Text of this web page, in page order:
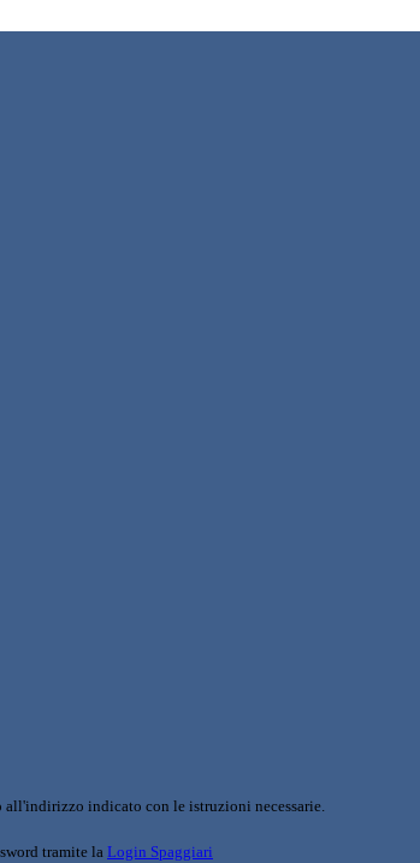
all'indirizzo indicato con le istruzioni necessarie.
tramite la Login Spaggiari